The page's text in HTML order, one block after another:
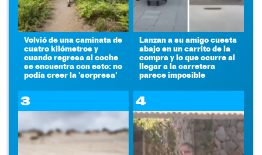
Volvió de una caminata de
cuatro kilómetros y
cuando regresa al coche
se encuentra con esto: no
podía creer la 'sorpresa'
Lanzan a su amigo cuesta
abajo en un carrito de la
compra y lo que ocurre al
llegar a la carretera
parece imposible
3 4